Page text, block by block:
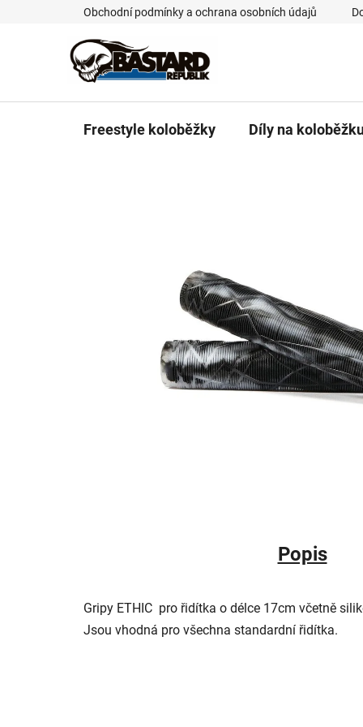
Obchodní podmínky a ochrana osobních údajů
Freestyle koloběžky Díly na
Popis
Gripy ETHIC pro řidítka o délce 17cm včetně
Jsou vhodná pro všechna standardní řidítka.